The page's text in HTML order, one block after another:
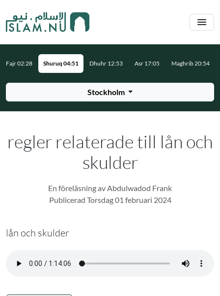
Stockholm
Fajr 02:28 Shuruq 04:51 Dhuhr 12:53 Asr 17:05 Maghrib 20:54
regler relaterade till lån och
skulder
En föreläsning av Abdulwadod Frank
Publicerad Torsdag 01 februari 2024
lån och skulder